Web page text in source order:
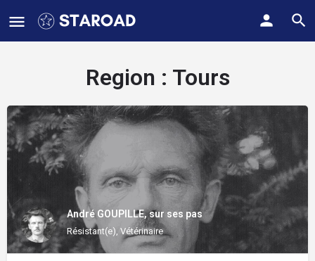
Region : Tours
André GOUPILLE, sur ses pas
Résistant(e), Vétérinaire